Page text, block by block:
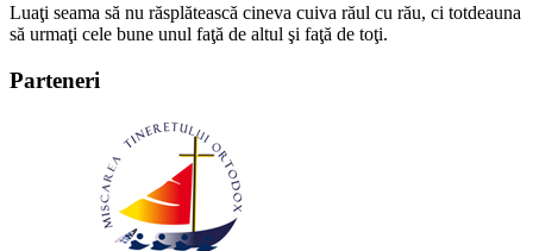
Luaţi seama să nu răsplătească cineva cuiva răul cu rău, ci totdeauna
să urmaţi cele bune unul faţă de altul şi faţă de toţi.
Parteneri